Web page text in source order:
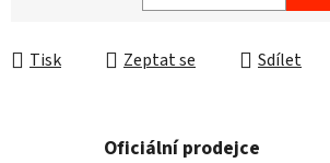
Tisk Zeptat se Sdílet
Oficiální prodejce